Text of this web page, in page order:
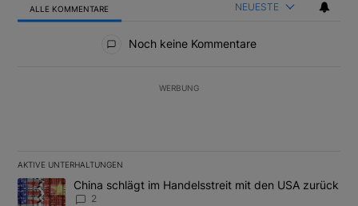
ALLE KOMMENTARE NEUESTE
Noch keine Kommentare
WERBUNG
AKTIVE UNTERHALTUNGEN
Das Folgende ist eine Liste der am meisten kommentierten
Ein Trendartikel mit dem Titel "China schlägt im Handelsstreit
China schlägt im Handelsstreit mit den USA zurück
2